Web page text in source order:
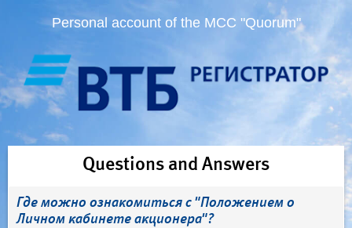
Personal account of the MCC "Quorum"
Questions and Answers
Где можно ознакомиться с "Положением о
Личном кабинете акционера"?